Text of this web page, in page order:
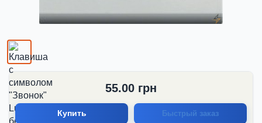
55.00 грн
Купить Быстрый заказ